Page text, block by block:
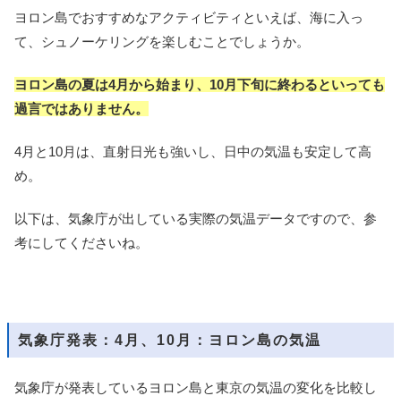
ヨロン島でおすすめなアクティビティといえば、海に入っ
て、シュノーケリングを楽しむことでしょうか。
ヨロン島の夏は4月から始まり、10月下旬に終わるといっても
過言ではありません。
4月と10月は、直射日光も強いし、日中の気温も安定して高
め。
以下は、気象庁が出している実際の気温データですので、参
考にしてくださいね。
気象庁発表：4月、10月：ヨロン島の気温
気象庁が発表しているヨロン島と東京の気温の変化を比較し